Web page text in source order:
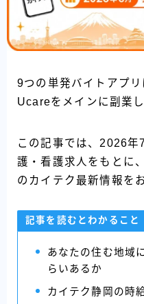
9つの単発バイトアプ
Ucareをメインに副業
この記事では、2026年
護・看護求人をもとに
のカイテク最新情報を
記事を読むとわかること
あなたの住む地域
らいあるか
カイテク静岡の時